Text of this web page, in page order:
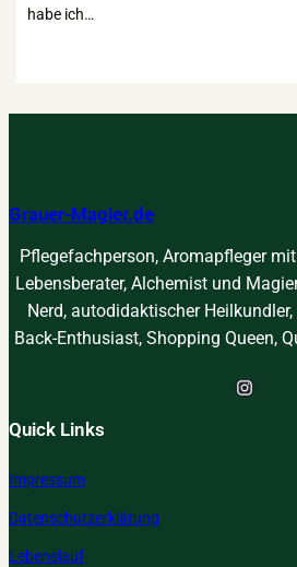
habe ich…
Grauer-Magier.de
Pflegefachperson, Aromapfleger
Lebensberater, Alchemist und
Nerd, autodidaktischer
Back-Enthusiast, Shopping Queen,
Instagram
Quick Links
Impressum
Datenschutzerklärung
Lebenslauf